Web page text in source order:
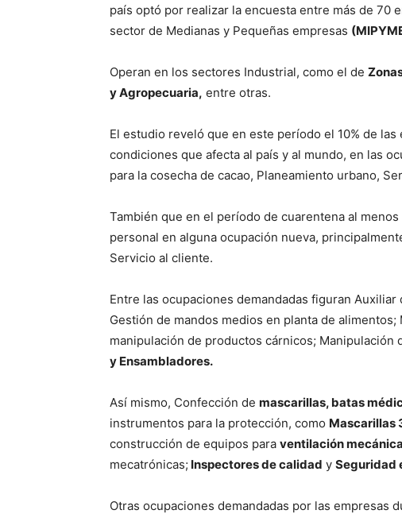
país optó por realizar la encuesta entre más de 70
sector de Medianas y Pequeñas empresas
Operan en los sectores Industrial, como el de
y Agropecuaria, entre otras.
El estudio reveló que en este período el 10% de
condiciones que afecta al país y al mundo, en las
para la cosecha de cacao, Planeamiento urbano,
También que en el período de cuarentena al
personal en alguna ocupación nueva,
Servicio al cliente.
Entre las ocupaciones demandadas figuran
Gestión de mandos medios en planta de
manipulación de productos cárnicos; Manipulación
y Ensambladores.
Así mismo, Confección de mascarillas, batas
instrumentos para la protección, como Mascarillas
construcción de equipos para ventilación mecánica
mecatrónicas; Inspectores de calidad y Seguridad
Otras ocupaciones demandadas por las empresas